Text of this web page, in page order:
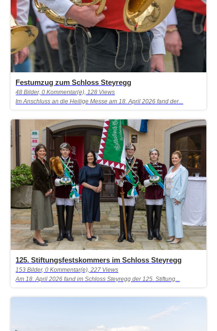
Festumzug zum Schloss Steyregg
48 Bilder, 0 Kommentar(e), 128 Views
Im Anschluss an die Heilige Messe am 18. April 2026 fand der...
125. Stiftungsfestskommers im Schloss Steyregg
153 Bilder, 0 Kommentar(e), 227 Views
Am 18. April 2026 fand im Schloss Steyregg der 125. Stiftung...